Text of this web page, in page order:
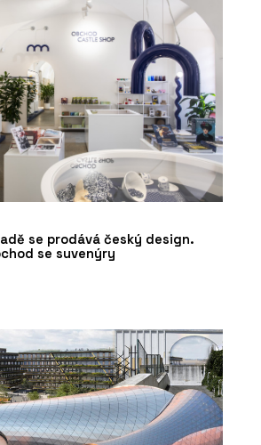
se prodává český design.
se suvenýry